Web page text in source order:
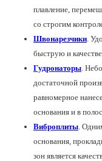
плавление,
со строгим
Швонарезчики .
быструю и
Гудронаторы .
достаточной
равномерное
основания и в
Виброплиты .
основания,
зон является